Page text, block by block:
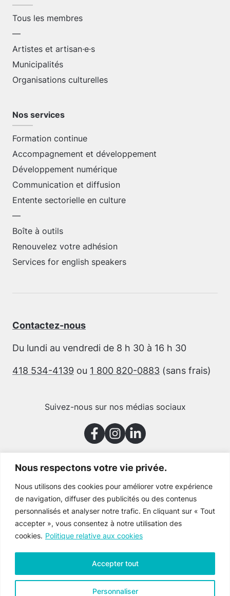
Nous respectons votre vie privée.
Nous utilisons des cookies pour améliorer votre expérience
de navigation, diffuser des publicités ou des contenus
personnalisés et analyser notre trafic. En cliquant sur « Tout
accepter », vous consentez à notre utilisation des
cookies. Politique relative aux cookies
Personnaliser
Accepter tout
Tous les membres
—
Artistes et artisan·e·s
Municipalités
Organisations culturelles
Nos services
Formation continue
Accompagnement et développement
Développement numérique
Communication et diffusion
Entente sectorielle en culture
—
Boîte à outils
Renouvelez votre adhésion
Services for english speakers
Contactez-nous
Du lundi au vendredi de 8 h 30 à 16 h 30
418 534-4139 ou 1 800 820-0883 (sans frais)
Suivez-nous sur nos médias sociaux
Merci à nos partenaires